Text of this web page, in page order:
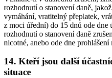
rozhodnutí o stanovení daně,
vymáhání, vratitelný přeplatek,
z moci úřední) do 15 dnů ode
rozhodnutí o stanovení daně
nicotné, anebo ode dne
14. Kteří jsou další
situace